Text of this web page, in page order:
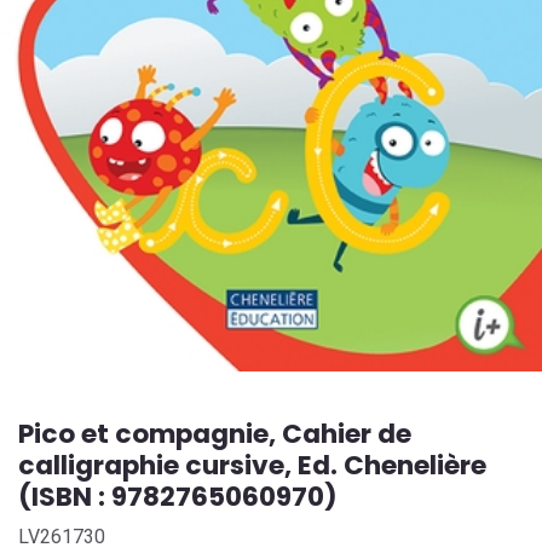
Pico et compagnie, Cahier de
calligraphie cursive, Ed. Chenelière
(ISBN : 9782765060970)
LV261730